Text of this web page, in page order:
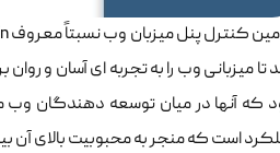
است که منجر به محبوبیت بالای آن